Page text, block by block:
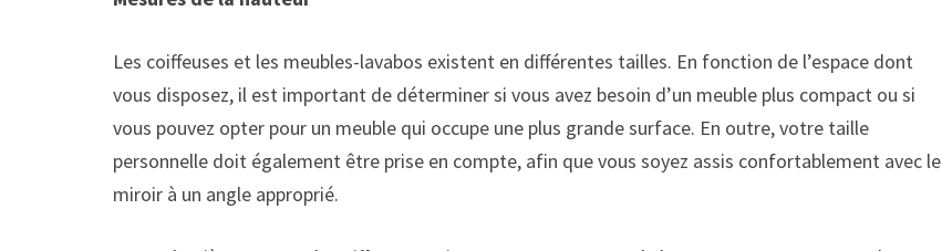
Les coiffeuses et les meubles-lavabos existent en différentes tailles. En fonction de l’espace dont
vous disposez, il est important de déterminer si vous avez besoin d’un meuble plus compact ou si
vous pouvez opter pour un meuble qui occupe une plus grande surface. En outre, votre taille
personnelle doit également être prise en compte, afin que vous soyez assis confortablement avec le
miroir à un angle approprié.